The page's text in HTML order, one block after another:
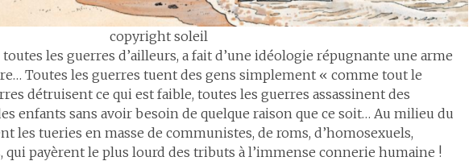
copyright soleil
les guerres d’ailleurs, a fait d’une idéologie répugnante une arme
Toutes les guerres tuent des gens simplement « comme tout le
détruisent ce qui est faible, toutes les guerres assassinent des
enfants sans avoir besoin de quelque raison que ce soit… Au milieu du
les tueries en masse de communistes, de roms, d’homosexuels,
qui payèrent le plus lourd des tributs à l’immense connerie humaine !